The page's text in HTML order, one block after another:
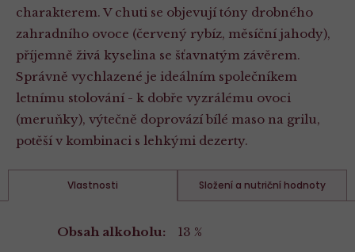
charakterem. V chuti se objevují tóny drobného
zahradního ovoce (červený rybíz, měsíční jahody),
příjemně živá kyselina se šťavnatým závěrem.
Správně vychlazené je ideálním společníkem
letnímu stolování - k dobře vyzrálému ovoci
(meruňky), výtečně doprovází bílé maso na grilu,
potěší v kombinaci s lehkými dezerty.
Vlastnosti Složení a nutriční hodnoty
Vlastnosti
Obsah alkoholu:
13 %